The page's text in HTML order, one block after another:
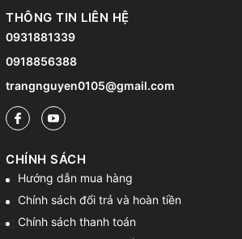
THÔNG TIN LIÊN HỆ
0931881339
0918856388
trangnguyen0105@gmail.com
CHÍNH SÁCH
Hướng dẫn mua hàng
Chính sách đổi trả và hoàn tiền
Chính sách thanh toán